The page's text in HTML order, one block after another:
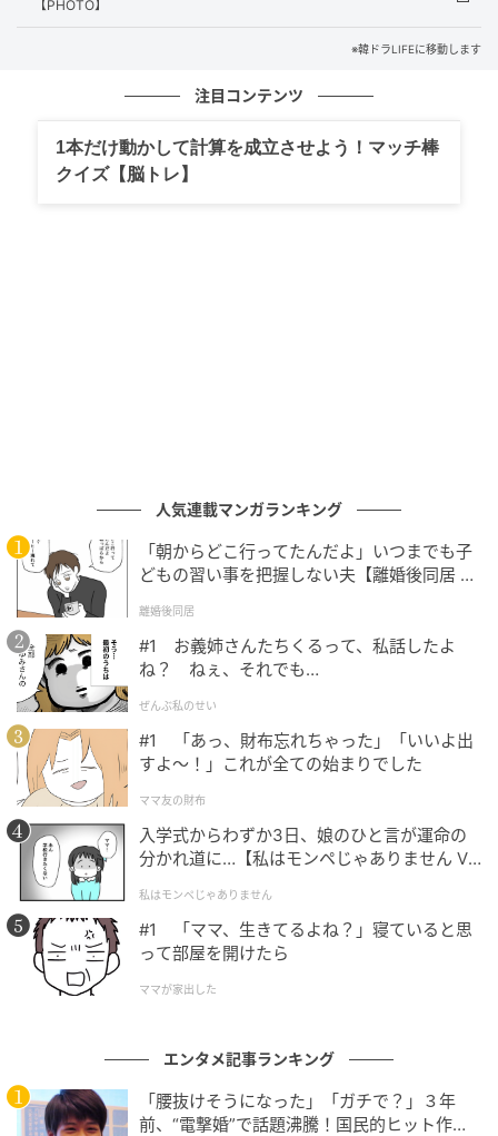
（写真＝アーティストカンパニー）
今回のグラビアを通じて唯一無二の魅力を改めて証明
したチョ・イヒョンだけに、今後の活躍への期待が高
まっている。
チョ・イヒョンは現在、韓国版リメイクの映画『六人
の嘘つきな大学生』、大ヒットしたNetflixシリーズ
『今、私たちの学校は…』シーズン2の公開を控えてい
る。
（記事提供＝OSEN）
元記事で読む
次の記事
ジュンウォンと夫婦役で共演
の記事をもっとみる
【PHOTO】
※韓ドラLIFEに移動します
注目コンテンツ
1本だけ動かして計算を成立させよう！マッチ棒
クイズ【脳トレ】
人気連載マンガランキング
「朝からどこ行ってたんだよ」いつまでも子
どもの習い事を把握しない夫【離婚後同居 Vo
離婚後同居
#1 お義姉さんたちくるって、私話したよ
ね？ ねぇ、それでも…
ぜんぶ私のせい
#1 「あっ、財布忘れちゃった」「いいよ出
すよ〜！」これが全ての始まりでした
ママ友の財布
入学式からわずか3日、娘のひと言が運命の
分かれ道に…【私はモンペじゃありません Vo
私はモンペじゃありません
#1 「ママ、生きてるよね？」寝ていると思
って部屋を開けたら
ママが家出した
エンタメ記事ランキング
「腰抜けそうになった」「ガチで？」３年
前、“電撃婚”で話題沸騰！国民的ヒット作